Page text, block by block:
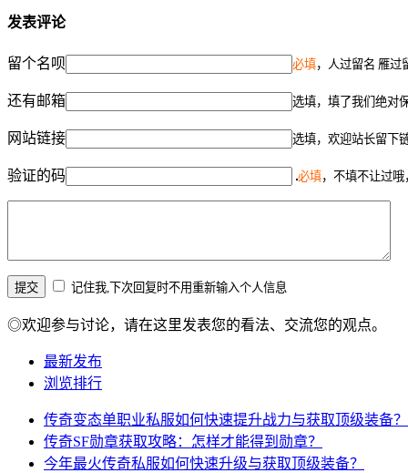
发表评论
留个名呗 必填，人过留名 雁过
还有邮箱 选填，填了我们绝对
网站链接 选填，欢迎站长留下
验证的码 必填，不填不让过哦
记住我,下次回复时不用重新输入个人信息
◎欢迎参与讨论，请在这里发表您的看法、交流您的观点。
最新发布
浏览排行
传奇变态单职业私服如何快速提升战力与获取顶级装备？
传奇SF勋章获取攻略：怎样才能得到勋章？
今年最火传奇私服如何快速升级与获取顶级装备？